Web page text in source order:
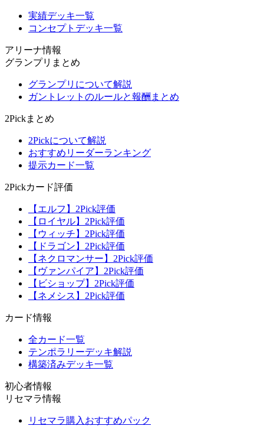
実績デッキ一覧
コンセプトデッキ一覧
アリーナ情報
グランプリまとめ
グランプリについて解説
ガントレットのルールと報酬まとめ
2Pickまとめ
2Pickについて解説
おすすめリーダーランキング
提示カード一覧
2Pickカード評価
【エルフ】2Pick評価
【ロイヤル】2Pick評価
【ウィッチ】2Pick評価
【ドラゴン】2Pick評価
【ネクロマンサー】2Pick評価
【ヴァンパイア】2Pick評価
【ビショップ】2Pick評価
【ネメシス】2Pick評価
カード情報
全カード一覧
テンポラリーデッキ解説
構築済みデッキ一覧
初心者情報
リセマラ情報
リセマラ購入おすすめパック